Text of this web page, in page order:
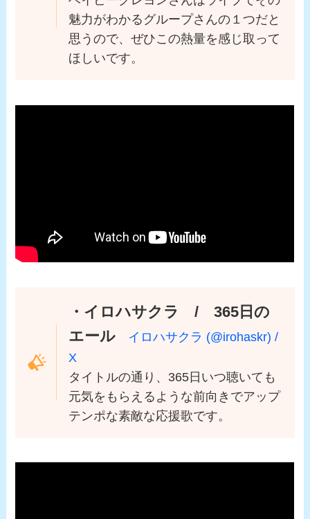
魅力がわかるグループさんの１つだと
思うので、ぜひこの熱量を感じ取って
ほしいです。
・イロハサクラ / 365日の
エール
イロハサクラ (@irohaskr) /
X
タイトルの通り、365日いつ聴いても
元気をもらえるような前向きでアップ
テンポな素敵な応援歌です。